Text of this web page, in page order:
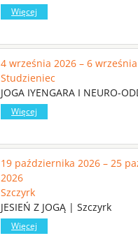
Więcej
4 września 2026 – 6
Studzieniec
JOGA IYENGARA I NEURO-
Więcej
19 października 2026 – 25
2026
Szczyrk
JESIEŃ Z JOGĄ | Szczyrk
Więcej